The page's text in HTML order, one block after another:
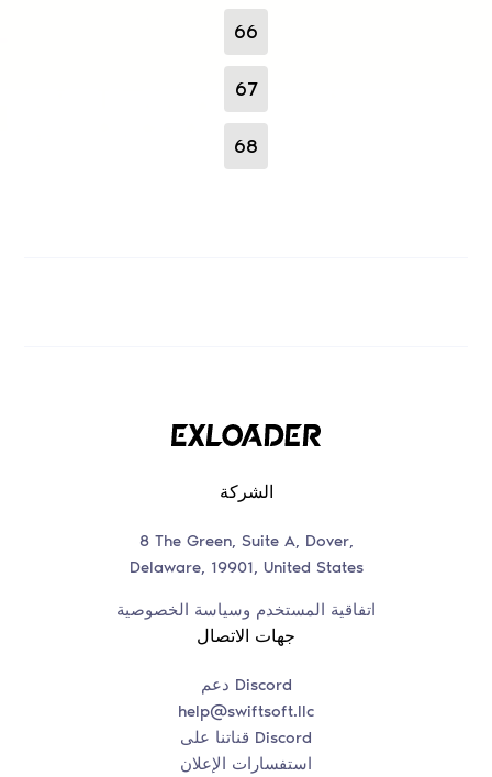
66
67
68
الشركة
8 The Green, Suite A, Dover,
Delaware, 19901, United States
اتفاقية المستخدم وسياسة الخصوصية
جهات الاتصال
دعم Discord
help@swiftsoft.llc
قناتنا على Discord
استفسارات الإعلان